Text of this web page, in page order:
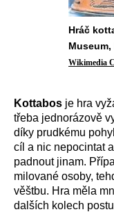
Hráč
Wikimedia
Kottabos je hra
třeba jednorázově
díky prudkému
cíl a nic nepocintat
padnout jinam.
milované osoby,
věštbu. Hra měla
dalších kolech